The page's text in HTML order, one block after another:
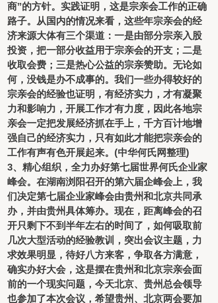
商”的方针。实践证明，这是宗亲会工作的正确
路子。从国内的情况来看，这些年宗亲会的经
济来源大体有三个渠道：一是由部分宗亲入股
投资，把一部分收益用于宗亲会的开支；二是
收取会费；三是热心公益的宗亲赞助。无论如
何，没钱是办不成事的。我们一些办得较好的
宗亲会的经验也证明，有经济实力，才有凝聚
力和影响力，开展工作才有力度，因此各地宗
亲会一定把发展经济抓在手上，千方百计地增
强自己的经济实力，只有如此才能把宗亲会的
工作有声有色开展起来。(中华何氏网整理)
3、精心组织，全力办好第七届世界何氏企业家
峰会。在湖南浏阳召开的第六届企峰会上，我
们决定第七届企业家峰会由贵州和北京共同承
办，并由贵州具体筹办。现在，距离峰会的召
开只剩下不到半年左右的时间了，如何吸取前
几次大型活动的经验教训，突出会议主题，力
求效果明显，待好八方来客，争取各方满意，
确实办好大会，这是摆在贵州和北京宗亲会面
前的一个现实问题，今天北京、贵州总会领导
也参加了本次会议，希望贵州、北京两会要加